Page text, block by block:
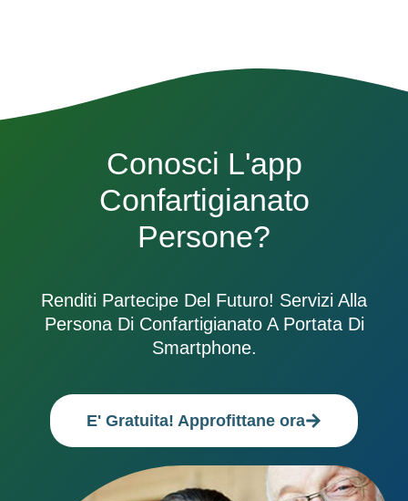
Conosci L'app
Confartigianato
Persone?
Renditi Partecipe Del Futuro! Servizi Alla
Persona Di Confartigianato A Portata Di
Smartphone.
E' Gratuita! Approfittane ora